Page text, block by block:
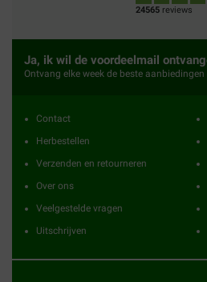
24565 reviews
Ja, ik wil de voordeelmail
Ontvang elke week de beste aanbiedingen
Contact
Herbestellen
Verzenden en retourneren
Over ons
Veelgestelde vragen
Uitschrijven